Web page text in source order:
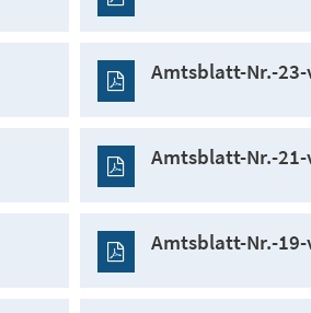
Amtsblatt-Nr.-
Amtsblatt-Nr.-
Amtsblatt-Nr.-